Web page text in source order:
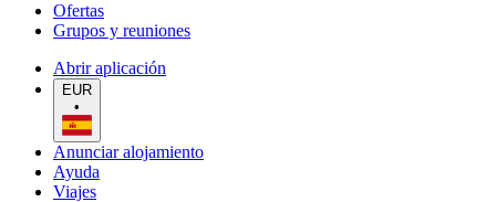
Ofertas
Grupos y reuniones
Abrir aplicación
EUR
•
Anunciar alojamiento
Ayuda
Viajes